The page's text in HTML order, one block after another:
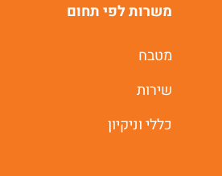
משרות לפי תחום
מטבח
שירות
כללי וניקיון
לוואטסאפ